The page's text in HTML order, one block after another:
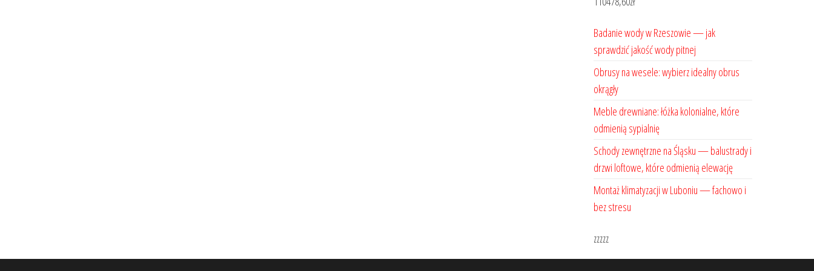
Badanie wody w Rzeszowie — jak
sprawdzić jakość wody pitnej
Obrusy na wesele: wybierz idealny obrus
okrągły
Meble drewniane: łóżka kolonialne, które
odmienią sypialnię
Schody zewnętrzne na Śląsku — balustrady i
drzwi loftowe, które odmienią elewację
Montaż klimatyzacji w Luboniu — fachowo i
bez stresu
zzzzz